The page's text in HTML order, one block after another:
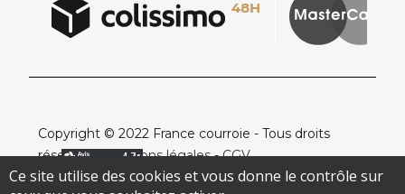
Copyright © 2022 France courroie - Tous droits
réservés -
Mentions légales-CGV
Ce site utilise des cookies et vous donne le contrôle sur